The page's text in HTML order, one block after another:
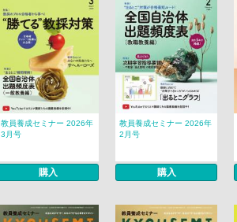
教員養成セミナー 2026年
3月号
購入
教員養成セミナー 2026年
2月号
購入